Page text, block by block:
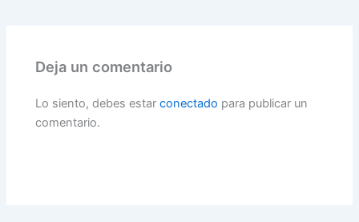
Deja un comentario
Lo siento, debes estarconectado para publicar un
comentario.